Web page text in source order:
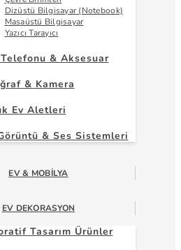
Dizüstü Bilgisayar (Notebook)
Masaüstü Bilgisayar
Yazıcı Tarayıcı
& Aksesuar
& Kamera
Ev Aletleri
& Ses Sistemleri
EV & MOBILYA
EV DEKORASYON
Tasarım Ürünler